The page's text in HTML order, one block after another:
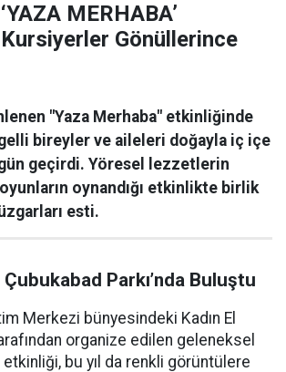
MERHABA’
Kursiyerler Gönüllerince
"Yaza Merhaba" etkinliğinde
bireyler ve aileleri doğayla iç içe
geçirdi. Yöresel lezzetlerin
oynandığı etkinlikte birlik
esti.
Parkı’nda Buluştu
Merkezi bünyesindeki Kadın El
organize edilen geleneksel
etkinliği, bu yıl da renkli görüntülere